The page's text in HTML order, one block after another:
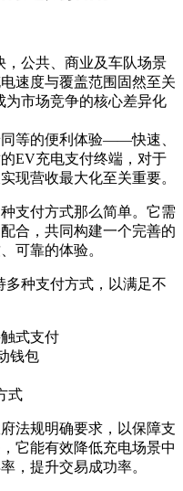
，公共、商业及车队场景
速度与覆盖范围固然至关
市场竞争的核心差异化
等的便利体验——快速、
EV充电支付终端，对于
现营收最大化至关重要。
支付方式那么简单。它需
合，共同构建一个完善的
可靠的体验。
种支付方式，以满足不
式支付
钱包
式
法规明确要求，以保障支
它能有效降低充电场景中
，提升交易成功率。